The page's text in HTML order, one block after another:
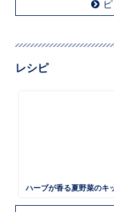
レシピ
ハーブが香る夏野菜のキ